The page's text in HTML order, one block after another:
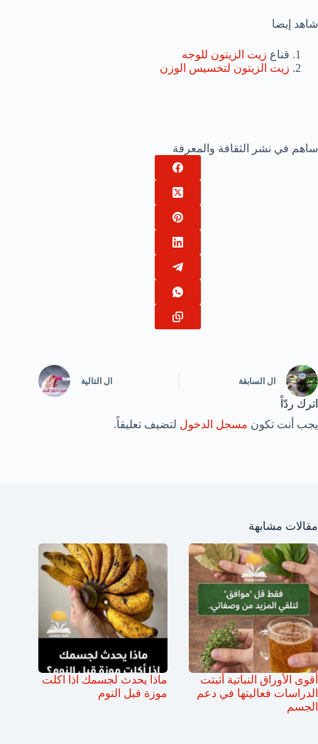
شاهد إيضا
قناع زيت الزيتون للوجه
زيت الزيتون لتخسيس الوزن
ساهم في نشر الثقافة والمعرفة
ال السابقة ال التالية
اترك ردّاً
يجب أنت تكون مسجل الدخول لتضيف تعليقاً.
مقالات مشابهة
أقوى الأوراق النباتية أثبتت
الدراسات فعاليتها في دعم
الجسم
ماذا يحدث لجسمك اذا اكلت
موزة قبل النوم